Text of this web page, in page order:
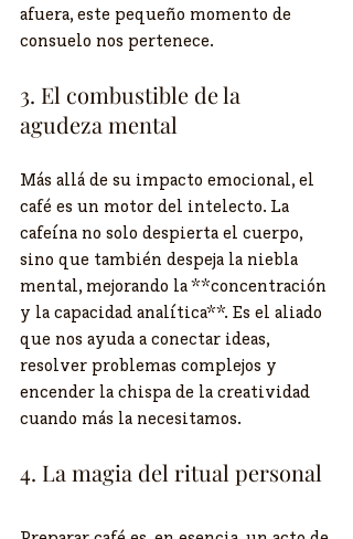
afuera, este pequeño momento de
consuelo nos pertenece.
3. El combustible de la
agudeza mental
Más allá de su impacto emocional, el
café es un motor del intelecto. La
cafeína no solo despierta el cuerpo,
sino que también despeja la niebla
mental, mejorando la **concentración
y la capacidad analítica**. Es el aliado
que nos ayuda a conectar ideas,
resolver problemas complejos y
encender la chispa de la creatividad
cuando más la necesitamos.
4. La magia del ritual personal